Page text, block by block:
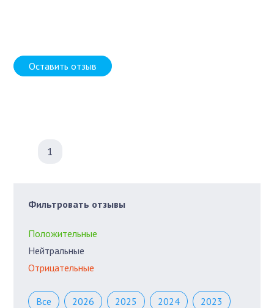
Оставить отзыв
1
Фильтровать отзывы
Положительные
Нейтральные
Отрицательные
Все 2026 2025 2024 2023